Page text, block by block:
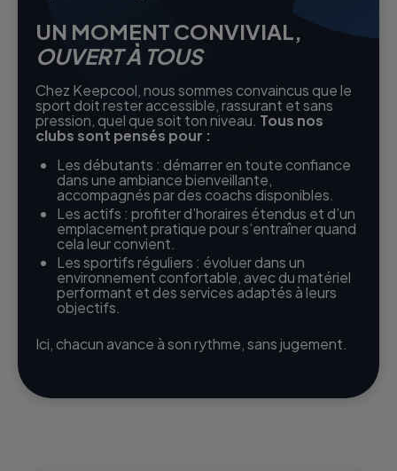
UN MOMENT CONVIVIAL,
OUVERT À TOUS
Chez Keepcool, nous sommes convaincus que le
sport doit rester accessible, rassurant et sans
pression, quel que soit ton niveau. Tous nos
clubs sont pensés pour :
Les débutants : démarrer en toute confiance
dans une ambiance bienveillante,
accompagnés par des coachs disponibles.
Les actifs : profiter d’horaires étendus et d’un
emplacement pratique pour s’entraîner quand
cela leur convient.
Les sportifs réguliers : évoluer dans un
environnement confortable, avec du matériel
performant et des services adaptés à leurs
objectifs.
Ici, chacun avance à son rythme, sans jugement.